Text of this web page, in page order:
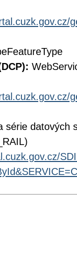
série datových